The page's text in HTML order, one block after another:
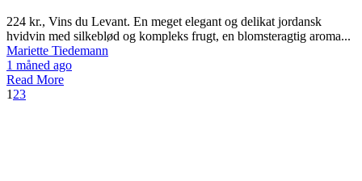
224 kr., Vins du Levant. En meget elegant og delikat jordansk
hvidvin med silkeblød og kompleks frugt, en blomsteragtig aroma...
Mariette Tiedemann
1 måned ago
Read More
1 23